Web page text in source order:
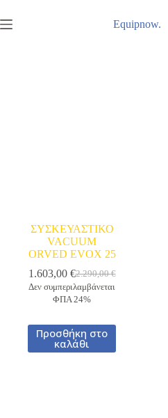
στο
περιεχόμενο
Equipnow.
ΣΥΣΚΕΥΑΣΤΙΚΟ
VACUUM
ORVED EVOX 25
2.290,00€
Original
price
was:
1.603,00 €
Η
τρέχουσα
τιμή
1.603,00 €.
Δεν συμπεριλαμβάνεται
ΦΠΑ 24%
Προσθήκη στο
καλάθι